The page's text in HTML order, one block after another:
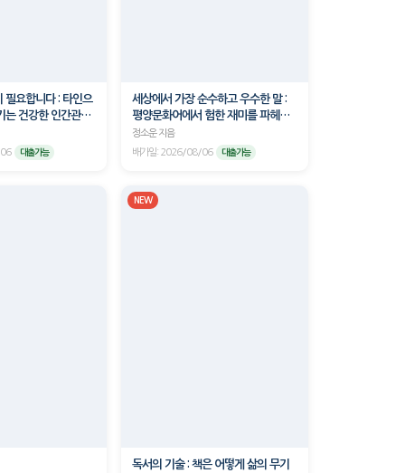
필요합니다 : 타인으
는 건강한 인간관계
대출가능
세상에서 가장 순수하고 우수한 말 :
평양문화어에서 험한 재미를 파헤치
다
정소운 지음
배가일: 2026/08/06
대출가능
NEW
독서의 기술 : 책은 어떻게 삶의 무기